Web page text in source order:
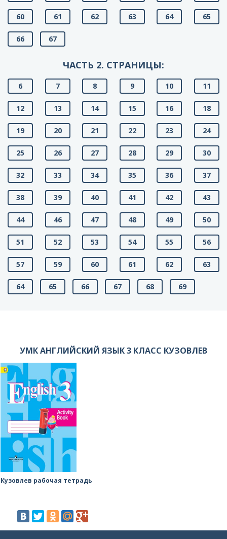
60 61 62 63 64 65
66 67
ЧАСТЬ 2. СТРАНИЦЫ:
6 7 8 9 10 11
12 13 14 15 16 18
19 20 21 22 23 24
25 26 27 28 29 30
32 33 34 35 36 37
38 39 40 41 42 43
44 46 47 48 49 50
51 52 53 54 55 56
57 59 60 61 62 63
64 65 66 67 68 69
УМК АНГЛИЙСКИЙ ЯЗЫК 3 КЛАСС КУЗОВЛЕВ
Кузовлев рабочая тетрадь